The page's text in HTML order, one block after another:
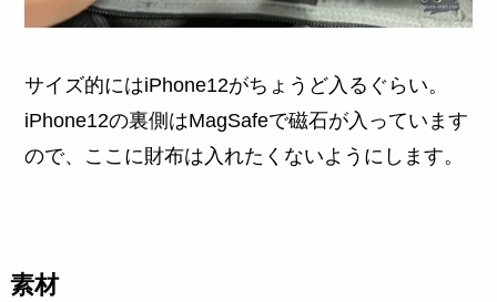
サイズ的にはiPhone12がちょうど入るぐらい。
iPhone12の裏側はMagSafeで磁石が入っています
ので、ここに財布は入れたくないようにします。
素材